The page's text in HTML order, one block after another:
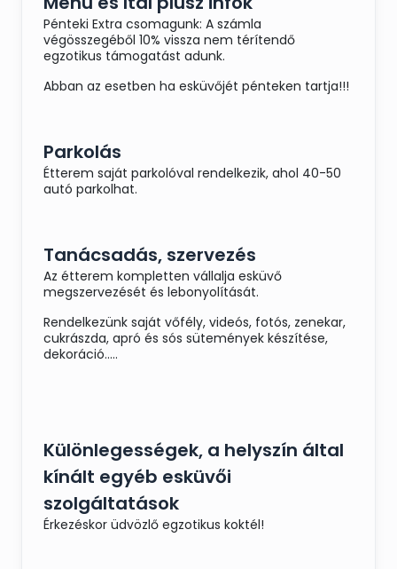
Pénteki Extra csomagunk: A számla
végösszegéből 10% vissza nem térítendő
egzotikus támogatást adunk.
Abban az esetben ha esküvőjét pénteken tartja!!!
Parkolás
Étterem saját parkolóval rendelkezik, ahol 40-50
autó parkolhat.
Tanácsadás, szervezés
Az étterem kompletten vállalja esküvő
megszervezését és lebonyolítását.
Rendelkezünk saját vőfély, videós, fotós, zenekar,
cukrászda, apró és sós sütemények készítése,
dekoráció.....
Különlegességek, a helyszín által
kínált egyéb esküvői
szolgáltatások
Érkezéskor üdvözlő egzotikus koktél!